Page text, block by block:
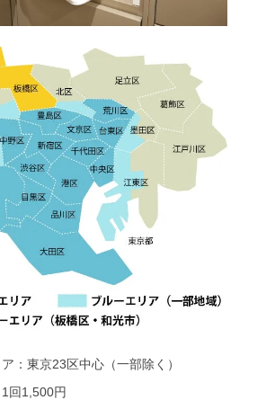
：東京23区中心（一部除く）
回1,500円